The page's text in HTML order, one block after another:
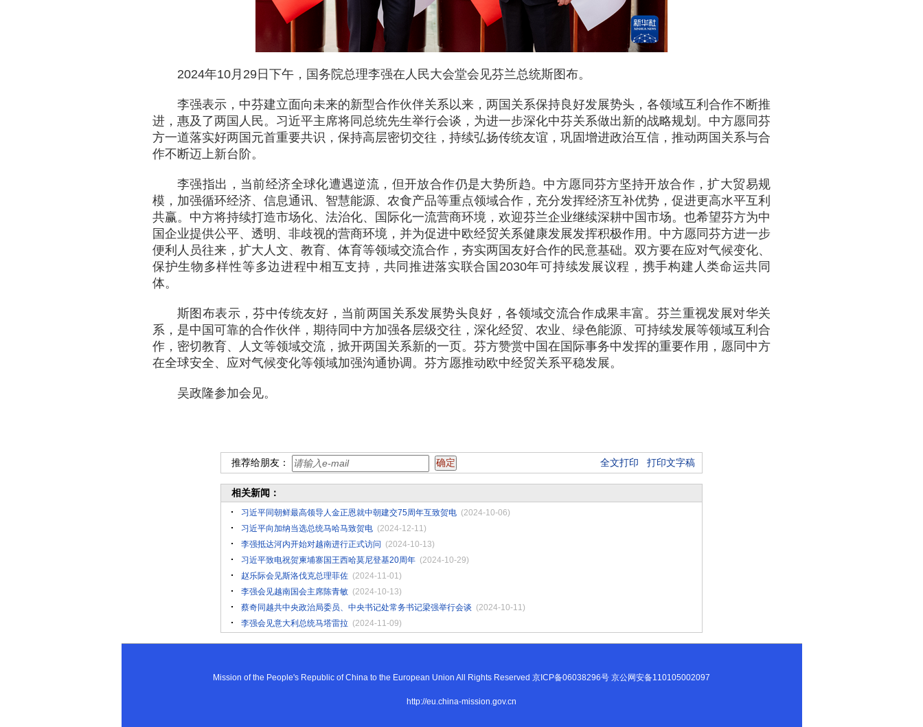
2024年10月29日下午，国务院总理李强在人民大会堂会见芬兰总统斯图布。
李强表示，中芬建立面向未来的新型合作伙伴关系以来，两国关系保持良好发展势头，各领域互利合作不断推
进，惠及了两国人民。习近平主席将同总统先生举行会谈，为进一步深化中芬关系做出新的战略规划。中方愿同芬
方一道落实好两国元首重要共识，保持高层密切交往，持续弘扬传统友谊，巩固增进政治互信，推动两国关系与合
作不断迈上新台阶。
李强指出，当前经济全球化遭遇逆流，但开放合作仍是大势所趋。中方愿同芬方坚持开放合作，扩大贸易规
模，加强循环经济、信息通讯、智慧能源、农食产品等重点领域合作，充分发挥经济互补优势，促进更高水平互利
共赢。中方将持续打造市场化、法治化、国际化一流营商环境，欢迎芬兰企业继续深耕中国市场。也希望芬方为中
国企业提供公平、透明、非歧视的营商环境，并为促进中欧经贸关系健康发展发挥积极作用。中方愿同芬方进一步
便利人员往来，扩大人文、教育、体育等领域交流合作，夯实两国友好合作的民意基础。双方要在应对气候变化、
保护生物多样性等多边进程中相互支持，共同推进落实联合国2030年可持续发展议程，携手构建人类命运共同
体。
斯图布表示，芬中传统友好，当前两国关系发展势头良好，各领域交流合作成果丰富。芬兰重视发展对华关
系，是中国可靠的合作伙伴，期待同中方加强各层级交往，深化经贸、农业、绿色能源、可持续发展等领域互利合
作，密切教育、人文等领域交流，掀开两国关系新的一页。芬方赞赏中国在国际事务中发挥的重要作用，愿同中方
在全球安全、应对气候变化等领域加强沟通协调。芬方愿推动欧中经贸关系平稳发展。
吴政隆参加会见。
推荐给朋友： 全文打印 打印文字稿
相关新闻：
习近平同朝鲜最高领导人金正恩就中朝建交75周年互致贺电 (2024-10-06)
习近平向加纳当选总统马哈马致贺电 (2024-12-11)
李强抵达河内开始对越南进行正式访问 (2024-10-13)
习近平致电祝贺柬埔寨国王西哈莫尼登基20周年 (2024-10-29)
赵乐际会见斯洛伐克总理菲佐 (2024-11-01)
李强会见越南国会主席陈青敏 (2024-10-13)
蔡奇同越共中央政治局委员、中央书记处常务书记梁强举行会谈 (2024-10-11)
李强会见意大利总统马塔雷拉 (2024-11-09)
Mission of the People's Republic of China to the European Union All Rights Reserved 京ICP备06038296号 京公网安备110105002097
http://eu.china-mission.gov.cn